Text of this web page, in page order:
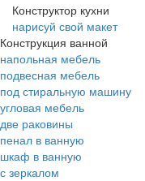
Конструктор кухни
нарисуй свой макет
Конструкция ванной
напольная мебель
подвесная мебель
под стиральную машину
угловая мебель
две раковины
пенал в ванную
шкаф в ванную
с зеркалом